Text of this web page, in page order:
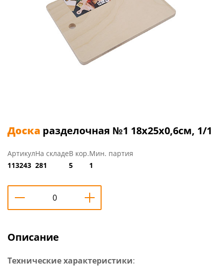
Доска разделочная №1 18х25х0,6см, 1/1
Артикул
113243
На складе
281
В кор.
5
Мин. партия
1
Описание
Технические характеристики: